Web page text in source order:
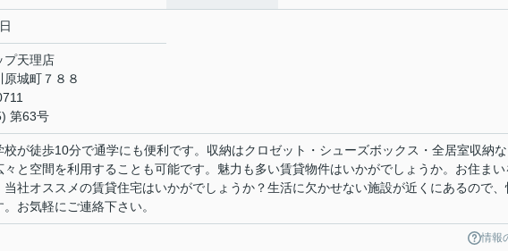
プ天理店
城町７８８
第63号
校が徒歩10分で通学にも便利です。収納はクロゼット・シューズボックス・全居室収納
々と空間を利用することも可能です。魅力も多い賃貸物件はいかがでしょうか。お住まい
当社オススメの賃貸住宅はいかがでしょうか？生活に欠かせない施設が近くにあるので、
お気軽にご連絡下さい。
情報